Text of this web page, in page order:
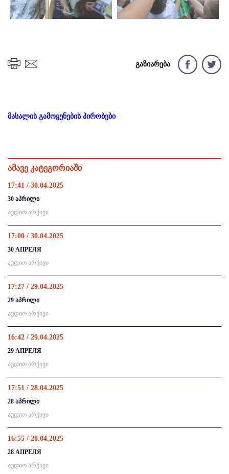
გაზიარება
მასალის გამოყენების პირობები
ამავე კატეგორიაში
17:41 / 30.04.2025
30 აპრილი
აუდიო არქივი
17:00 / 30.04.2025
30 АПРЕЛЯ
აუდიო არქივი
17:27 / 29.04.2025
29 აპრილი
აუდიო არქივი
16:42 / 29.04.2025
29 АПРЕЛЯ
აუდიო არქივი
17:51 / 28.04.2025
28 აპრილი
აუდიო არქივი
16:55 / 28.04.2025
28 АПРЕЛЯ
აუდიო არქივი